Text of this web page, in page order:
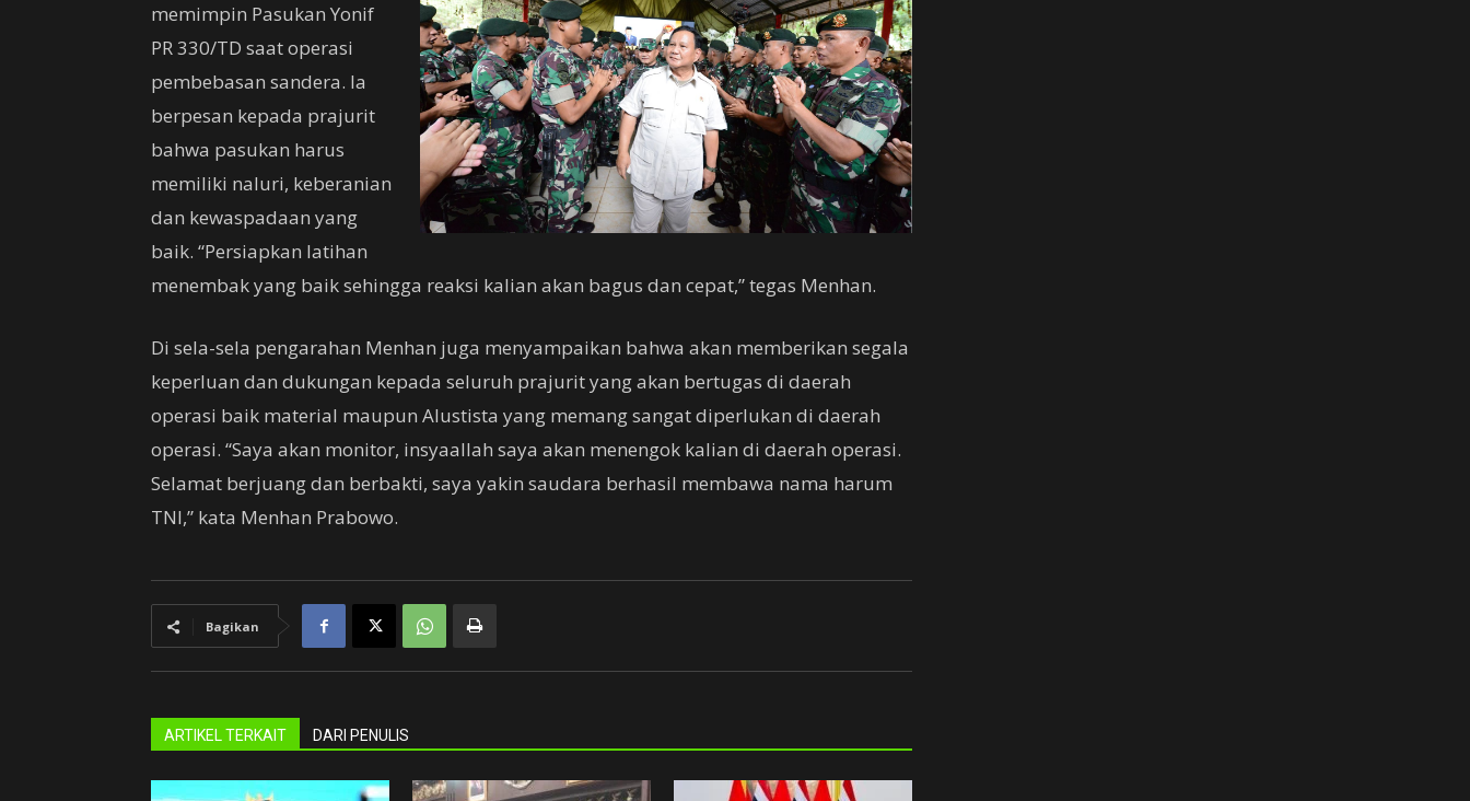
memimpin Pasukan Yonif
PR 330/TD saat operasi
pembebasan sandera. Ia
berpesan kepada prajurit
bahwa pasukan harus
memiliki naluri, keberanian
dan kewaspadaan yang
baik. “Persiapkan latihan
menembak yang baik sehingga reaksi kalian akan bagus dan cepat,” tegas Menhan.
Di sela-sela pengarahan Menhan juga menyampaikan bahwa akan memberikan segala
keperluan dan dukungan kepada seluruh prajurit yang akan bertugas di daerah
operasi baik material maupun Alustista yang memang sangat diperlukan di daerah
operasi. “Saya akan monitor, insyaallah saya akan menengok kalian di daerah operasi.
Selamat berjuang dan berbakti, saya yakin saudara berhasil membawa nama harum
TNI,” kata Menhan Prabowo.
Bagikan
ARTIKEL TERKAIT DARI PENULIS